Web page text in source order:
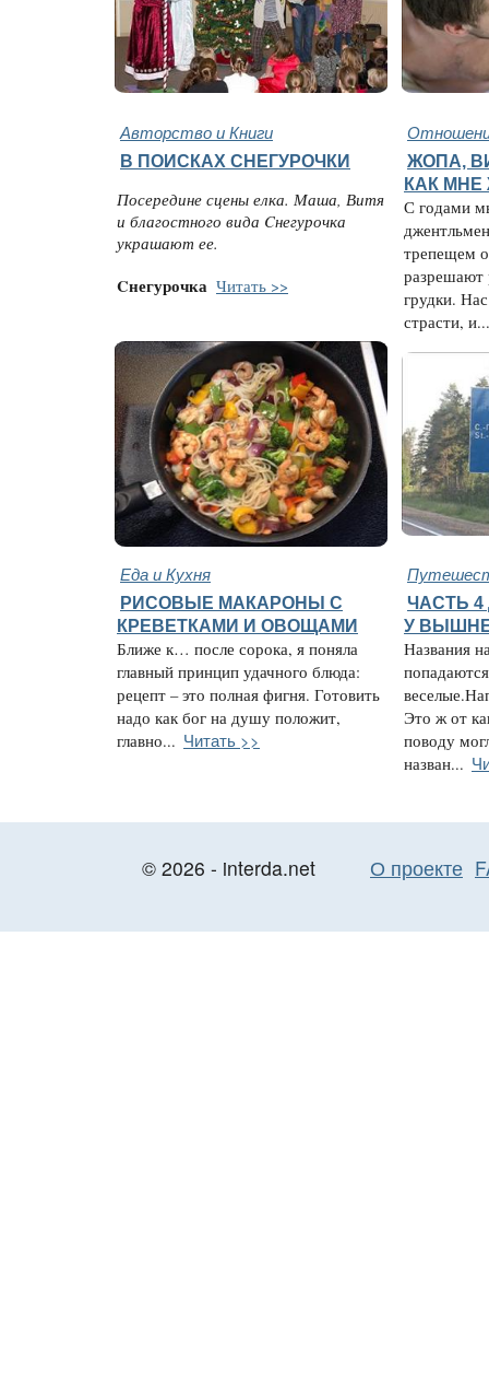
Авторство и Книги
В ПОИСКАХ СНЕГУРОЧКИ
Посередине сцены елка. Маша, Витя
и благостного вида Cнегурочка
украшают ее.
Cнегурочка Читать >>
ЖОПА,
КАК
С годами
трепещем
разрешают
грудки.
страсти, и...
Еда и Кухня
РИСОВЫЕ МАКАРОНЫ С
КРЕВЕТКАМИ И ОВОЩАМИ
Ближе к… после сорока, я поняла
главный принцип удачного блюда:
рецепт – это полная фигня. Готовить
надо как бог на душу положит,
главно... Читать >>
ЧАСТЬ
У
Названия
Это ж от
поводу
назван...
© 2026 - interda.net О проекте